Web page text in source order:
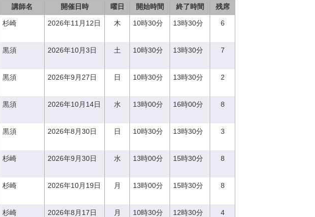
講師名 開催日時 曜日 開始時間 終了時間 残席
杉崎 2026年11月12日 木 10時30分 13時30分 6
黒須 2026年10月3日 土 10時30分 13時30分 7
黒須 2026年9月27日 日 10時30分 13時30分 2
黒須 2026年10月14日 水 13時00分 16時00分 8
黒須 2026年8月30日 日 10時30分 13時30分 3
杉崎 2026年9月30日 水 13時00分 15時30分 8
杉崎 2026年10月19日 月 13時00分 15時30分 8
杉崎 2026年8月17日 月 10時30分 12時30分 4